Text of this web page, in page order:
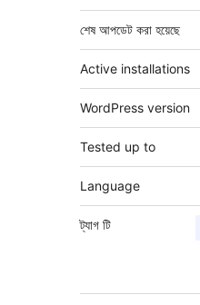
শেষ আপডেট করা হয়েছে
Active installations
WordPress version
Tested up to
Language
ট্যাগ টি